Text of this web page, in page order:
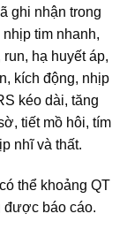
ghi nhận trong
tim nhanh,
hạ huyết áp,
kích động, nhịp
kéo dài, tăng
tiết mồ hôi, tím
nhĩ và thất.
thể khoảng QT
được báo cáo.